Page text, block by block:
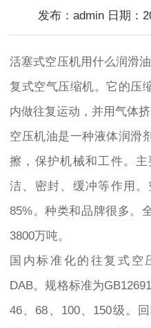
发布：admin 日期：
活塞式空压机用什么润滑
复式空气压缩机。它的压
内做往复运动，并用气体挤
空压机油是一种液体润滑
擦，保护机械和工件。
洁、密封、缓冲等作用
85%。种类和品牌很多。
3800万吨。
国内标准化的往复式空
DAB。规格标准为
46、68、100、150级。